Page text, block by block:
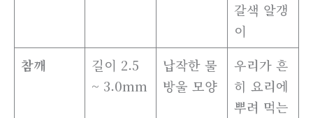
갈색 알갱
이
참깨
길이 2.5
~ 3.0mm
납작한 물
방울 모양
우리가 흔
히 요리에
뿌려 먹는